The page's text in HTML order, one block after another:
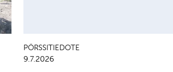
PÖRSSITIEDOTE
9.7.2026